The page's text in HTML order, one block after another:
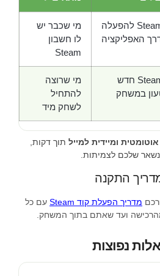
מפתח Steam להפעלה
האפליקציה
מי שכבר יש
לו חשבון
Steam
חשבון Steam חדש
במשחק
מי שרוצה
להתחיל
לשחק מיד
אוטומטית ומיידית למייל תוך דקות,
שלכם לצמיתות.
התקנה
מדריך הפעלת קוד Steam
עם כל
ועד שאתם בתוך המשחק.
נפוצות